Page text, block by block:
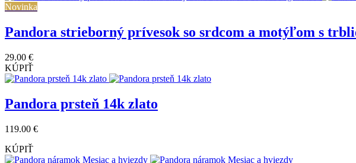
Novinka
Pandora strieborný prívesok so srdcom a motýľom s
29.00 €
KÚPIŤ
Pandora prsteň 14k zlato
119.00 €
KÚPIŤ